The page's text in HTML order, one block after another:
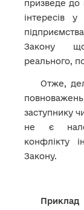
призведе до
інтересів
Закону
реального,
Отже,
заступнику
не є
конфлікту
Закону.
Приклад